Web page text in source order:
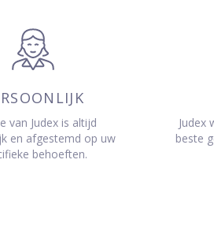
van Judex is altijd
en afgestemd op uw
behoeften.
Judex
beste